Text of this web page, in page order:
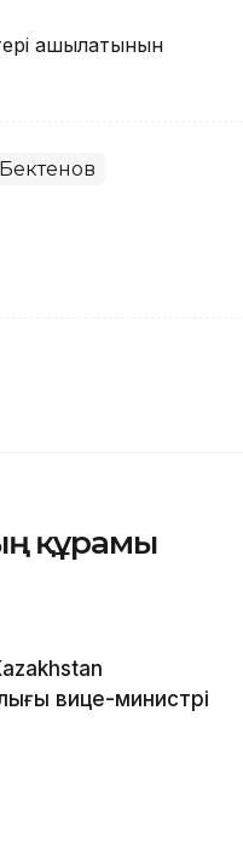
ашылатынын
құрамы
вице-министрі